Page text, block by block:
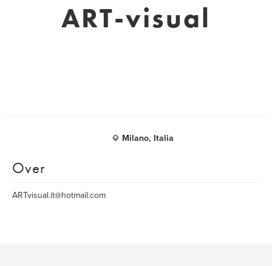
ART-visual
Milano, Italia
Over
ARTvisual.it@hotmail.com